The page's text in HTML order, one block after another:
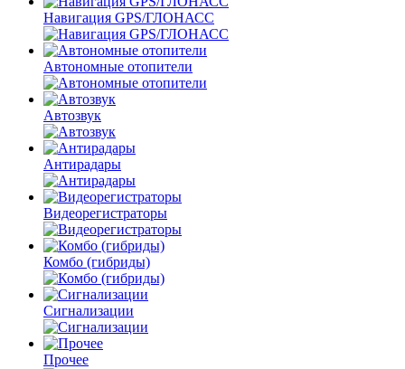
Навигация GPS/ГЛОНАСС
Автономные отопители
Автозвук
Антирадары
Видеорегистраторы
Комбо (гибриды)
Сигнализации
Прочее